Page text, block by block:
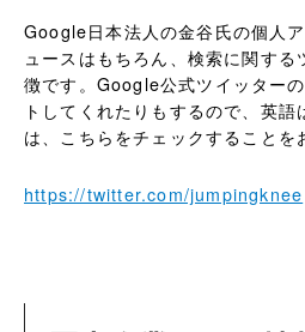
Google日本法人の金谷氏の個人
ュースはもちろん、検索に関す
徴です。Google公式ツイッター
トしてくれたりもするので、英
は、こちらをチェックすることを
https://twitter.com/jumpingknee